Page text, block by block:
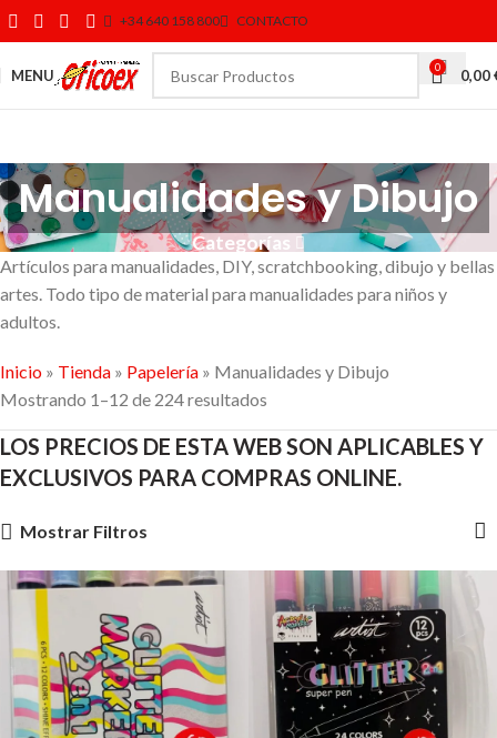
+34 640 158 800 CONTACTO
MENU 0 0,00
Manualidades y Dibujo
Categorías
Artículos para manualidades, DIY, scratchbooking, dibujo y bellas
artes. Todo tipo de material para manualidades para niños y
adultos.
Inicio » Tienda » Papelería » Manualidades y Dibujo
Mostrando 1–12 de 224 resultados
LOS PRECIOS DE ESTA WEB SON APLICABLES Y
EXCLUSIVOS PARA COMPRAS ONLINE.
Mostrar Filtros